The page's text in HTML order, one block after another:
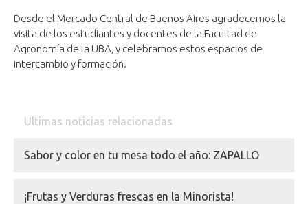
Desde el Mercado Central de Buenos Aires agradecemos la
visita de los estudiantes y docentes de la Facultad de
Agronomía de la UBA, y celebramos estos espacios de
intercambio y formación.
Ultimas noticias relacionadas
Sabor y color en tu mesa todo el año: ZAPALLO
¡Frutas y Verduras frescas en la Minorista!